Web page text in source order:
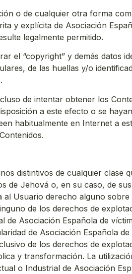
o de cualquier otra forma
y explícita de Asociación
legalmente permitido.
el “copyright” y demás datos
de las huellas y/o
de intentar obtener los
a este efecto o se
habitualmente en Internet a
distintivos de cualquier clase
de Jehová o, en su caso, de
Usuario derecho alguno
de los derechos de
de Asociación Española de
de Asociación Española
de los derechos de
y transformación. La
o Industrial de Asociación